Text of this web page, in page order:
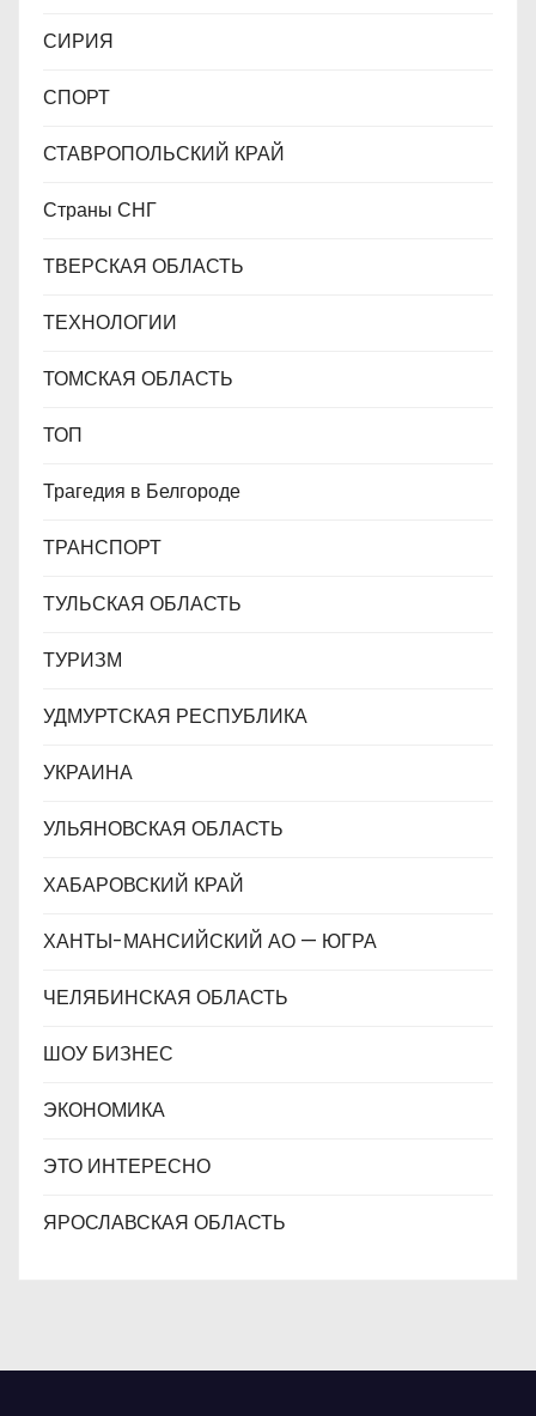
СИРИЯ
СПОРТ
СТАВРОПОЛЬСКИЙ КРАЙ
Страны СНГ
ТВЕРСКАЯ ОБЛАСТЬ
ТЕХНОЛОГИИ
ТОМСКАЯ ОБЛАСТЬ
ТОП
Трагедия в Белгороде
ТРАНСПОРТ
ТУЛЬСКАЯ ОБЛАСТЬ
ТУРИЗМ
УДМУРТСКАЯ РЕСПУБЛИКА
УКРАИНА
УЛЬЯНОВСКАЯ ОБЛАСТЬ
ХАБАРОВСКИЙ КРАЙ
ХАНТЫ-МАНСИЙСКИЙ АО — ЮГРА
ЧЕЛЯБИНСКАЯ ОБЛАСТЬ
ШОУ БИЗНЕС
ЭКОНОМИКА
ЭТО ИНТЕРЕСНО
ЯРОСЛАВСКАЯ ОБЛАСТЬ